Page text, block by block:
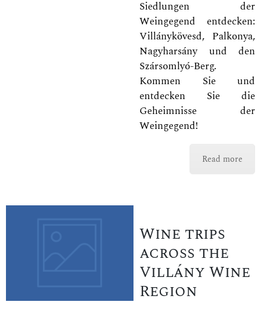
Siedlungen der
Weingegend entdecken:
Villánykövesd, Palkonya,
Nagyharsány und den
Szársomlyó-Berg.
Kommen Sie und
entdecken Sie die
Geheimnisse der
Weingegend!
Read more
Wine trips
across the
Villány Wine
Region